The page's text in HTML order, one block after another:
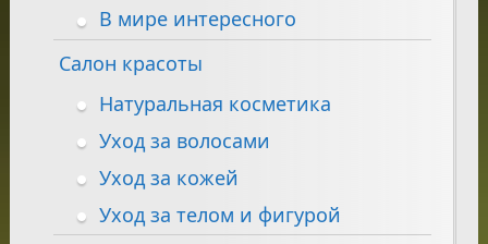
В мире интересного
Салон красоты
Натуральная косметика
Уход за волосами
Уход за кожей
Уход за телом и фигурой